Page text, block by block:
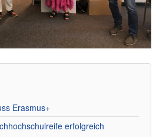
Erasmus+
erfolgreich